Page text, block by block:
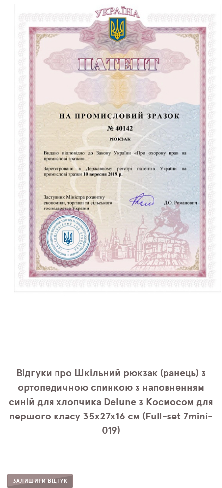
Відгуки про Шкільний рюкзак (ранець) з
ортопедичною спинкою з наповненням
синій для хлопчика Delune з Космосом для
першого класу 35х27х16 см (Full-set 7mini-
019)
ЗАЛИШИТИ ВІДГУК